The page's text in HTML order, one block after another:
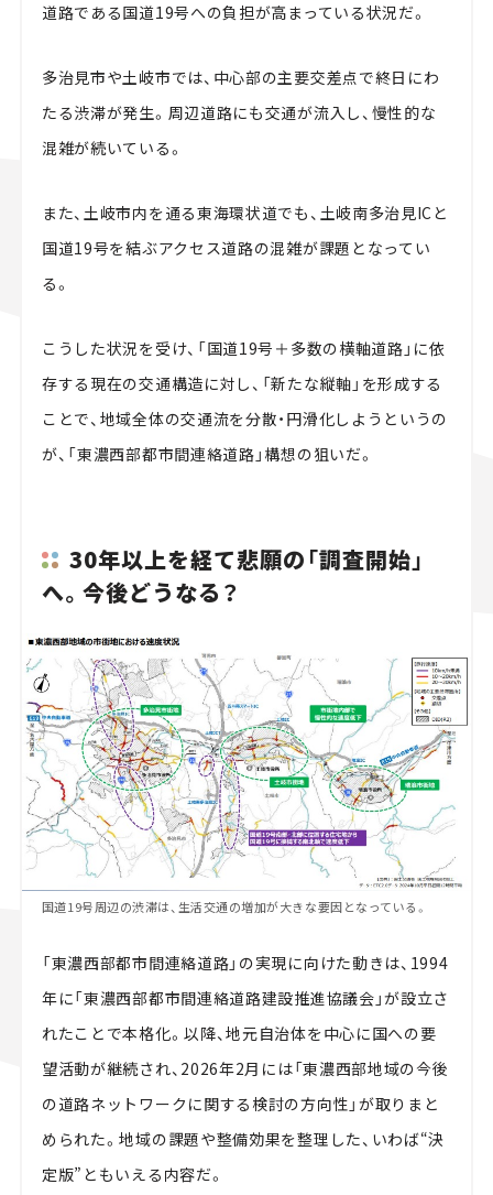
道路である国道19号への負担が高まっている状況だ。
多治見市や土岐市では、中心部の主要交差点で終日にわ
たる渋滞が発生。周辺道路にも交通が流入し、慢性的な
混雑が続いている。
また、土岐市内を通る東海環状道でも、土岐南多治見ICと
国道19号を結ぶアクセス道路の混雑が課題となってい
る。
こうした状況を受け、「国道19号＋多数の横軸道路」に依
存する現在の交通構造に対し、「新たな縦軸」を形成する
ことで、地域全体の交通流を分散・円滑化しようというの
が、「東濃西部都市間連絡道路」構想の狙いだ。
30年以上を経て悲願の「調査開始」
へ。今後どうなる？
国道19号周辺の渋滞は、生活交通の増加が大きな要因となっている。
「東濃西部都市間連絡道路」の実現に向けた動きは、1994
年に「東濃西部都市間連絡道路建設推進協議会」が設立さ
れたことで本格化。以降、地元自治体を中心に国への要
望活動が継続され、2026年2月には「東濃西部地域の今後
の道路ネットワークに関する検討の方向性」が取りまと
められた。地域の課題や整備効果を整理した、いわば“決
定版”ともいえる内容だ。